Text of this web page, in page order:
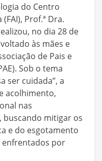
do Centro
Prof.ª Dra.
no dia 28 de
às mães e
de Pais e
Sob o tema
ser cuidada”, a
acolhimento,
nas
buscando mitigar os
e do esgotamento
por